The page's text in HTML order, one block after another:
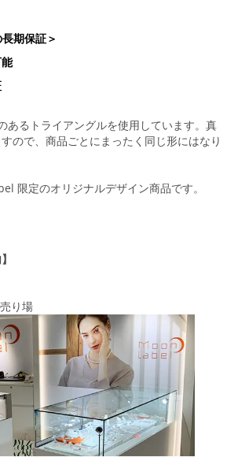
期保証＞
あるトライアングルを使用しています。真
ので、商品ごとにまったく同じ形にはなり
限定のオリジナルデザイン商品です。
り場